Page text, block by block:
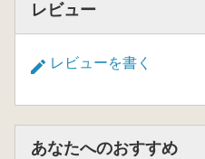
レビュー
レビューを書く
あなたへのおすすめ